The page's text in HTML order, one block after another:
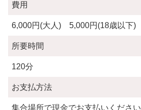
費用
6,000円(大人) 5,000円(18歳以下)
所要時間
120分
お支払方法
集合場所で現金でお支払いください